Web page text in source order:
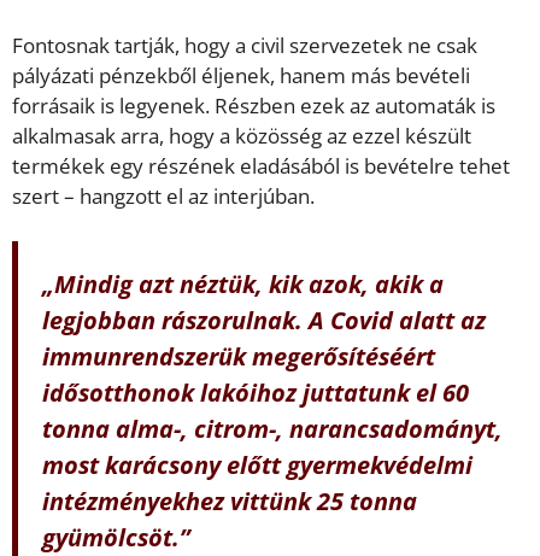
Fontosnak tartják, hogy a civil szervezetek ne csak
pályázati pénzekből éljenek, hanem más bevételi
forrásaik is legyenek. Részben ezek az automaták is
alkalmasak arra, hogy a közösség az ezzel készült
termékek egy részének eladásából is bevételre tehet
szert – hangzott el az interjúban.
„Mindig azt néztük, kik azok, akik a
legjobban rászorulnak. A Covid alatt az
immunrendszerük megerősítéséért
idősotthonok lakóihoz juttatunk el 60
tonna alma-, citrom-, narancsadományt,
most karácsony előtt gyermekvédelmi
intézményekhez vittünk 25 tonna
gyümölcsöt.”